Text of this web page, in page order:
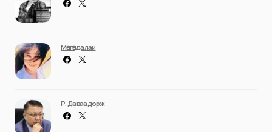
Мөнгөндалай
Р. Даваадорж